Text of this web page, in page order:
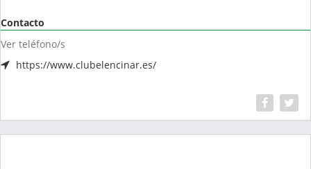
Contacto
Ver teléfono/s
https://www.clubelencinar.es/